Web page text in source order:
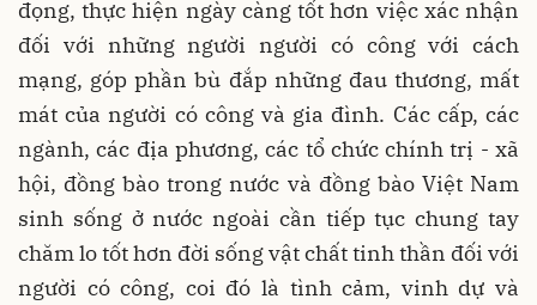
đọng, thực hiện ngày càng tốt hơn việc xác nhận
đối với những người người có công với cách
mạng, góp phần bù đắp những đau thương, mất
mát của người có công và gia đình. Các cấp, các
ngành, các địa phương, các tổ chức chính trị - xã
hội, đồng bào trong nước và đồng bào Việt Nam
sinh sống ở nước ngoài cần tiếp tục chung tay
chăm lo tốt hơn đời sống vật chất tinh thần đối với
người có công, coi đó là tình cảm, vinh dự và